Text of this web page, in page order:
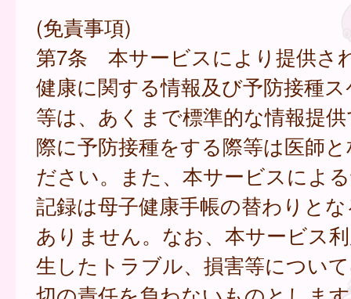
(免責事項)
第7条 本サービスにより提供さ
健康に関する情報及び予防接種
等は、あくまで標準的な情報提
際に予防接種をする際等は医師
ださい。また、本サービスによ
記録は母子健康手帳の替わりと
ありません。なお、本サービス
生したトラブル、損害等につい